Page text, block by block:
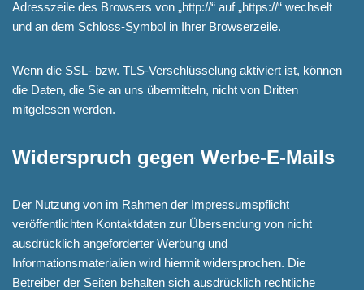
Adresszeile des Browsers von „http://“ auf „https://“ wechselt
und an dem Schloss-Symbol in Ihrer Browserzeile.
Wenn die SSL- bzw. TLS-Verschlüsselung aktiviert ist, können
die Daten, die Sie an uns übermitteln, nicht von Dritten
mitgelesen werden.
Widerspruch gegen Werbe-E-Mails
Der Nutzung von im Rahmen der Impressumspflicht
veröffentlichten Kontaktdaten zur Übersendung von nicht
ausdrücklich angeforderter Werbung und
Informationsmaterialien wird hiermit widersprochen. Die
Betreiber der Seiten behalten sich ausdrücklich rechtliche